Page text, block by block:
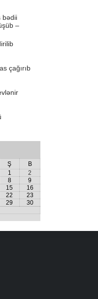
bədii
–
çağırıb
Ş
B
1
2
8
9
15
16
22
23
29
30